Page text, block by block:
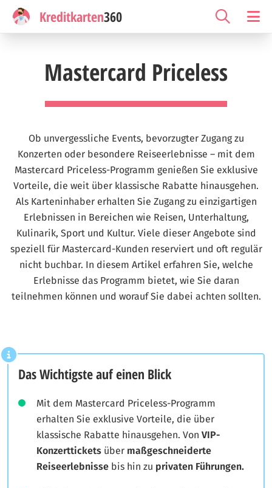
Kreditkarten360
Mastercard Priceless
Ob unvergessliche Events, bevorzugter Zugang zu
Konzerten oder besondere Reiseerlebnisse – mit dem
Mastercard Priceless-Programm genießen Sie exklusive
Vorteile, die weit über klassische Rabatte hinausgehen.
Als Karteninhaber erhalten Sie Zugang zu einzigartigen
Erlebnissen in Bereichen wie Reisen, Unterhaltung,
Kulinarik, Sport und Kultur. Viele dieser Angebote sind
speziell für Mastercard-Kunden reserviert und oft regulär
nicht buchbar. In diesem Artikel erfahren Sie, welche
Erlebnisse das Programm bietet, wie Sie daran
teilnehmen können und worauf Sie dabei achten sollten.
Das Wichtigste auf einen Blick
Mit dem Mastercard Priceless-Programm
erhalten Sie exklusive Vorteile, die über
klassische Rabatte hinausgehen. Von VIP-
Konzerttickets über maßgeschneiderte
Reiseerlebnisse bis hin zu privaten Führungen.